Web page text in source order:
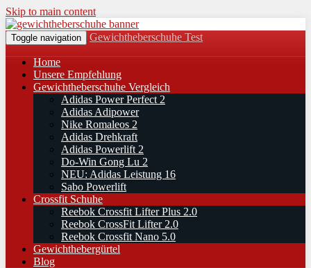
Skip to main content
Toggle navigation Gewichtheberschuhe Test
Home
Unsere Empfehlung
Gewichtheberschuhe Vergleich
Adidas Power Perfect 2
Adidas Adipower
Nike Romaleos 2
Adidas Drehkraft
Adidas Powerlift 2
Do-Win Gong Lu 2
NEU: Adidas Leistung 16
Sabo Powerlift
Crossfit Schuhe
Reebok Crossfit Lifter Plus 2.0
Reebok CrossFit Lifter 2.0
Reebok Crossfit Nano 5.0
Gewichthebergürtel
Blog